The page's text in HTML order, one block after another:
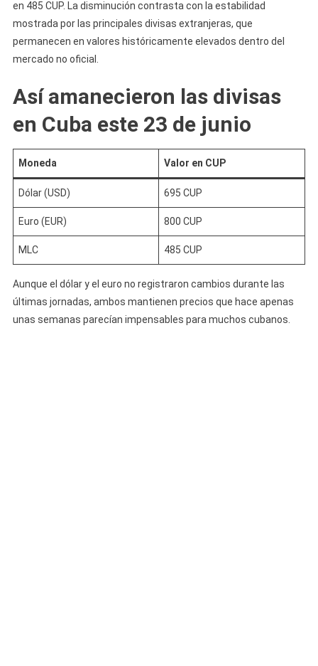
en 485 CUP. La disminución contrasta con la estabilidad
mostrada por las principales divisas extranjeras, que
permanecen en valores históricamente elevados dentro del
mercado no oficial.
Así amanecieron las divisas
en Cuba este 23 de junio
Moneda Valor en CUP
Dólar (USD) 695 CUP
Euro (EUR) 800 CUP
MLC 485 CUP
Aunque el dólar y el euro no registraron cambios durante las
últimas jornadas, ambos mantienen precios que hace apenas
unas semanas parecían impensables para muchos cubanos.